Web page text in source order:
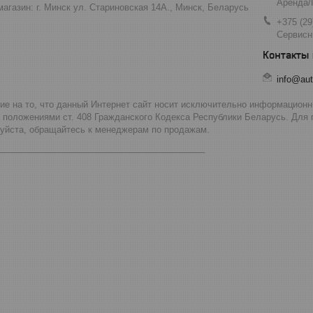
г. Минск ул. Стариновская 14А., Минск, Беларусь
Аренда/
+375
на то, что данный Интернет сайт носит исключительно
ст. 408 Гражданского Кодекса Республики Беларусь.
обращайтесь к менеджерам по продажам.